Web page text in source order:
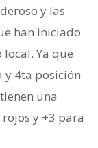
y las
han iniciado
Ya que
y 4ta posición
una
y +3 para